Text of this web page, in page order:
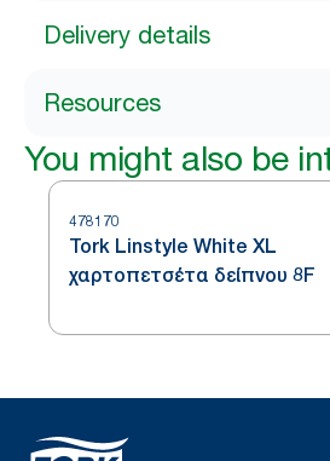
Delivery details
Resources
You might also be
478170
Tork Linstyle White XL
χαρτοπετσέτα δείπνου 8F